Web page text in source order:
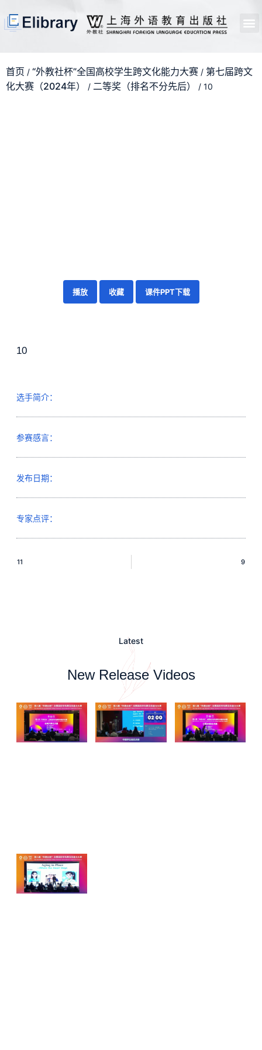
首页 / “外教社杯”全国高校学生跨文化能力大赛 / 第七届跨文
化大赛（2024年）
/ 二等奖（排名不分先后） / 10
播放 收藏 课件PPT下载
10
选手简介：
参赛感言：
发布日期：
专家点评：
11 9
Latest
New Release Videos